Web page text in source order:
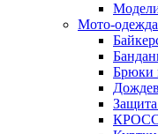
Мото-
Брюки
Защита